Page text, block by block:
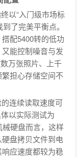
以“入门级市场标
了完美平衡点。
配5400转的低功
能控制噪音与发
万张照片、上千
担心存储空间不
连续读取速度可
以实际测试为
硬盘而言，这样
盘拷贝文件到电
应速度都较为稳